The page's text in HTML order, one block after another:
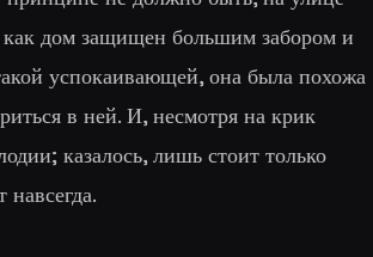
как дом защищен большим забором и
успокаивающей, она была похожа
в ней. И, несмотря на крик
казалось, лишь стоит только